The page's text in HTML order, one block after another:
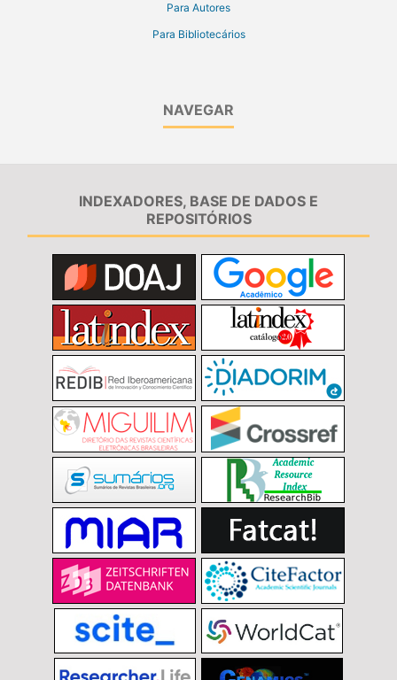
Para Autores
Para Bibliotecários
NAVEGAR
INDEXADORES, BASE DE DADOS E
REPOSITÓRIOS